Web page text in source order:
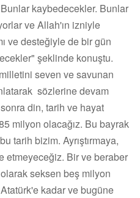
kaybedecekler. Bunlar
ve Allah'ın izniyle
ve desteğiyle de bir gün
şeklinde konuştu.
seven ve savunan
sözlerine devam
din, tarih ve hayat
milyon olacağız. Bu bayrak
tarih bizim. Ayrıştırmaya,
etmeyeceğiz. Bir ve beraber
seksen beş milyon
kadar ve bugüne